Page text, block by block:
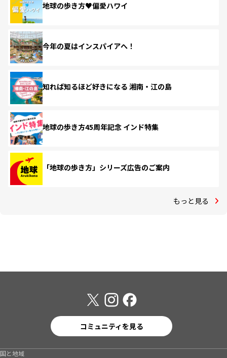
地球の歩き方♥偏愛ハワイ
今年の夏はインスパイアへ！
知れば知るほど好きになる 湘南・江の島
地球の歩き方45周年記念 インド特集
「地球の歩き方」シリーズ広告のご案内
もっと見る
コミュニティを見る
国と地域